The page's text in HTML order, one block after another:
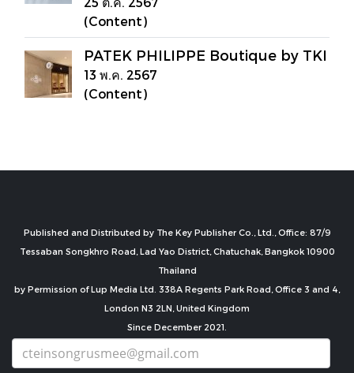
(Content)
PATEK PHILIPPE Boutique by TKI
13 พ.ค. 2567
(Content)
Published and Distributed by The Key Publisher Co., Ltd., Office: 87/9
Tessaban Songkhro Road, Lad Yao District, Chatuchak, Bangkok 10900
Thailand
by Permission of Lup Media Ltd. 338A Regents Park Road, Office 3 and 4,
London N3 2LN, United Kingdom
Since December 2021.